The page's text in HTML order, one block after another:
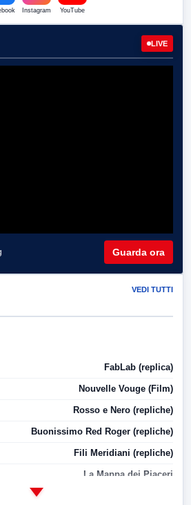
Instagram YouTube
LIVE
Guarda ora
VEDI TUTTI
FabLab (replica)
Nouvelle Vouge (Film)
Rosso e Nero (repliche)
Buonissimo Red Roger (repliche)
Fili Meridiani (repliche)
La Mappa dei Piaceri